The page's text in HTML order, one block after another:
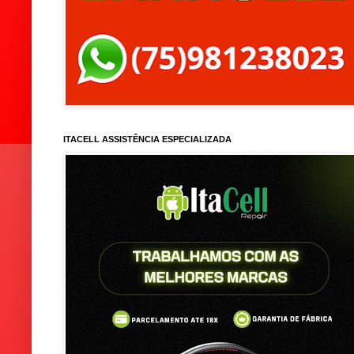
ITACELL ASSISTÊNCIA ESPECIALIZADA